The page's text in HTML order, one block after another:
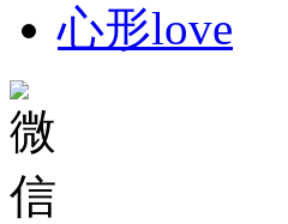
心形love